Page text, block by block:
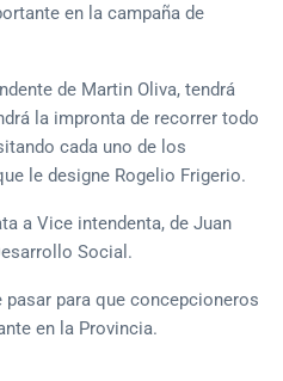
en la campaña de
de Martin Oliva, tendrá
la impronta de recorrer todo
cada uno de los
le designe Rogelio Frigerio.
a Vice intendenta, de Juan
Social.
para que concepcioneros
en la Provincia.